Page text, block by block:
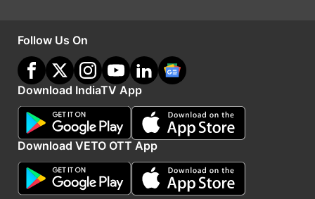
अमेरिका ने यूक्रेन को किन बिंदुओं पर किया है राजी
Follow Us On
Download IndiaTV App
Download VETO OTT App